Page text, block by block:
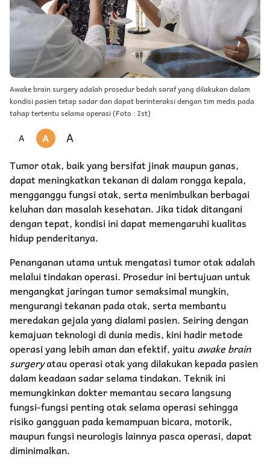
Awake brain surgery adalah prosedur bedah saraf yang dilakukan dalam
kondisi pasien tetap sadar dan dapat berinteraksi dengan tim medis pada
tahap tertentu selama operasi (Foto : Ist)
A A A
Tumor otak, baik yang bersifat jinak maupun ganas,
dapat meningkatkan tekanan di dalam rongga kepala,
mengganggu fungsi otak, serta menimbulkan berbagai
keluhan dan masalah kesehatan. Jika tidak ditangani
dengan tepat, kondisi ini dapat memengaruhi kualitas
hidup penderitanya.
Penanganan utama untuk mengatasi tumor otak adalah
melalui tindakan operasi. Prosedur ini bertujuan untuk
mengangkat jaringan tumor semaksimal mungkin,
mengurangi tekanan pada otak, serta membantu
meredakan gejala yang dialami pasien. Seiring dengan
kemajuan teknologi di dunia medis, kini hadir metode
operasi yang lebih aman dan efektif, yaituawake brain
surgeryatau operasi otak yang dilakukan kepada pasien
dalam keadaan sadar selama tindakan. Teknik ini
memungkinkan dokter memantau secara langsung
fungsi-fungsi penting otak selama operasi sehingga
risiko gangguan pada kemampuan bicara, motorik,
maupun fungsi neurologis lainnya pasca operasi, dapat
diminimalkan.